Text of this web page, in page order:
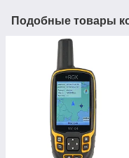
Подобные товары